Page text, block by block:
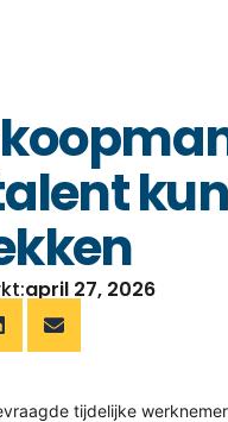
april 27, 2026
tijdelijke